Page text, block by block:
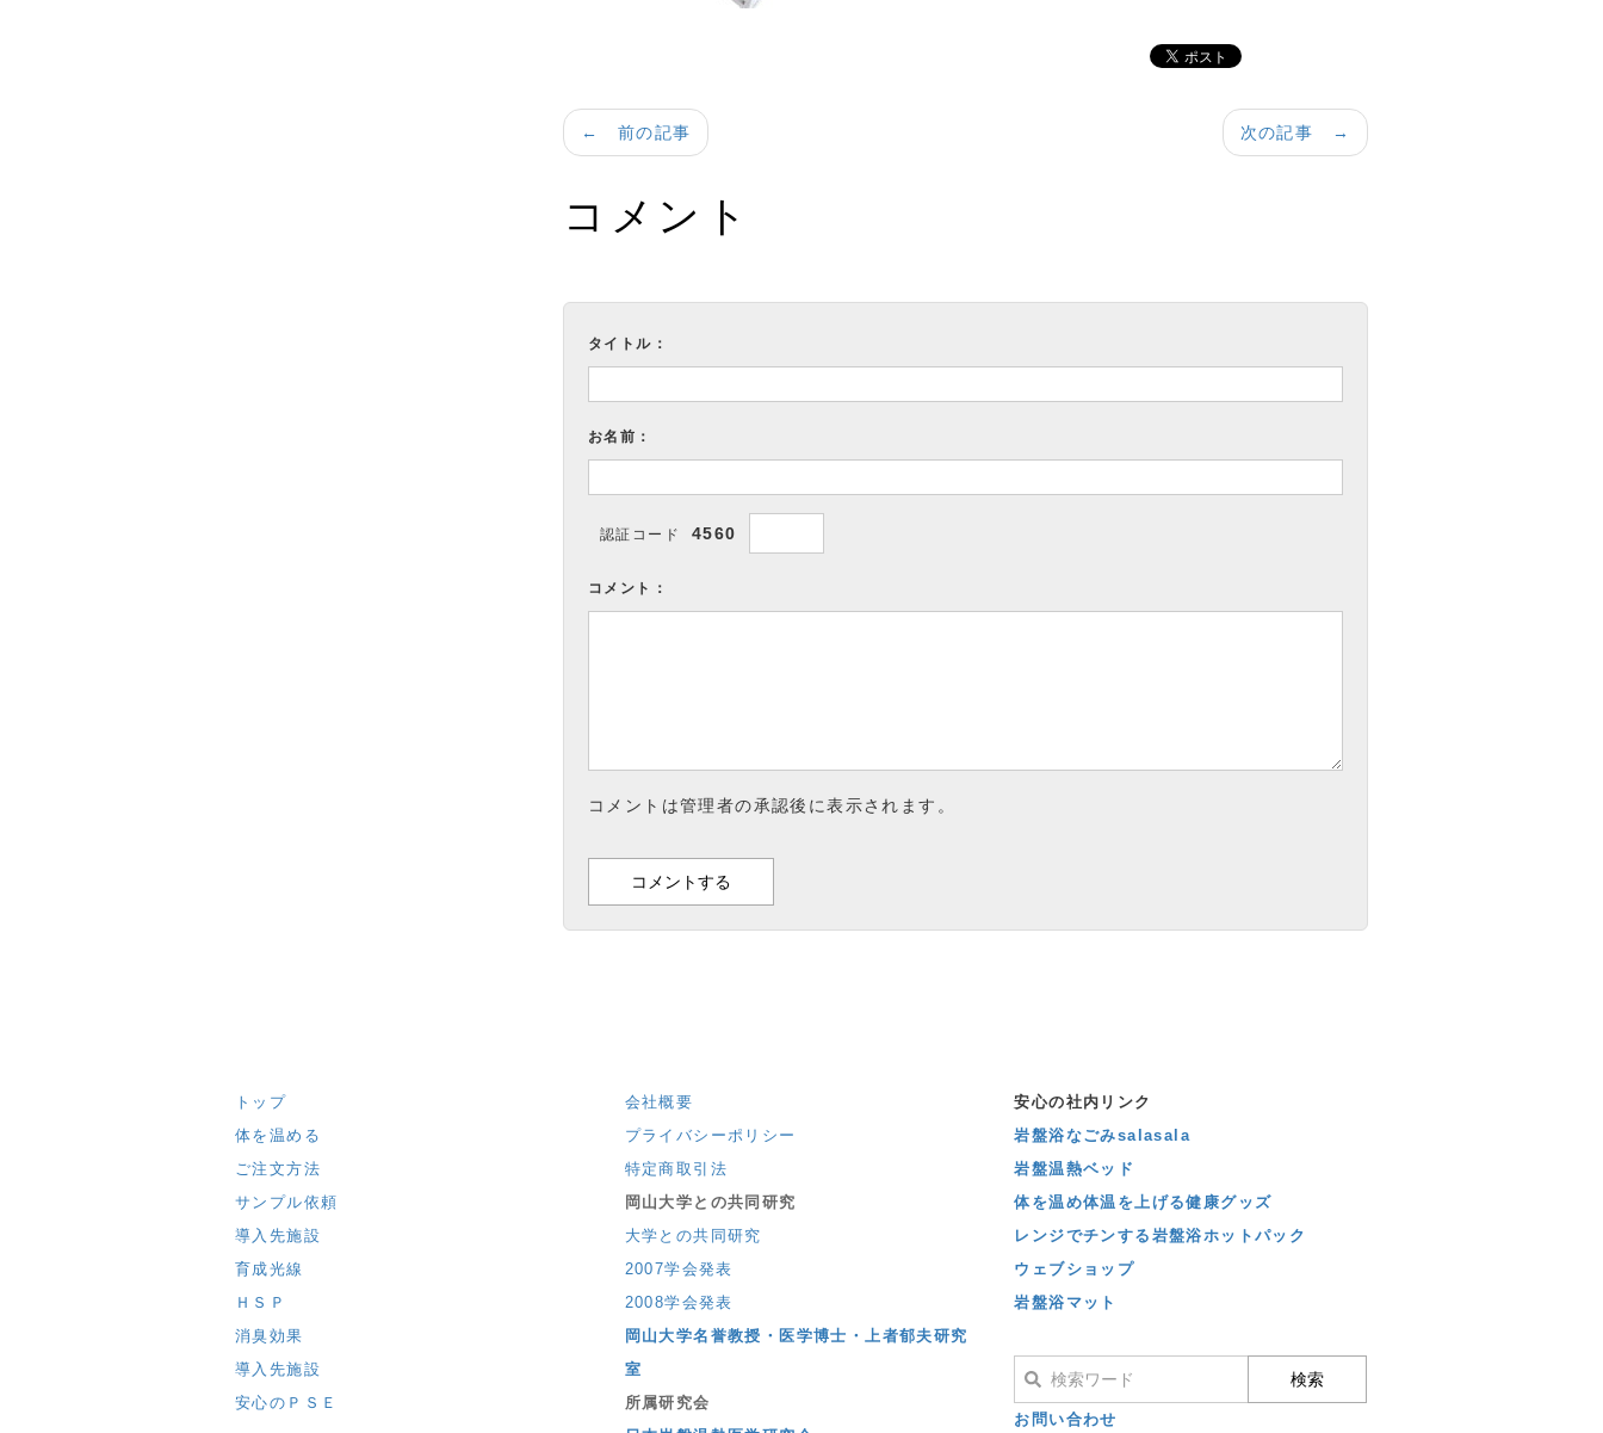
次の記事 →
← 前の記事
コメント
タイトル：
お名前：
認証コード 4560
コメント：
コメントは管理者の承認後に表示されます。
トップ
体を温める
ご注文方法
サンプル依頼
導入先施設
育成光線
ＨＳＰ
消臭効果
導入先施設
安心のＰＳＥ
会社概要
プライバシーポリシー
特定商取引法
岡山大学との共同研究
大学との共同研究
2007学会発表
2008学会発表
岡山大学名誉教授・医学博士・上者郁夫研究
室
所属研究会
安心の社内リンク
岩盤浴なごみsalasala
岩盤温熱ベッド
体を温め体温を上げる健康グッズ
レンジでチンする岩盤浴ホットパック
ウェブショップ
岩盤浴マット
お問い合わせ